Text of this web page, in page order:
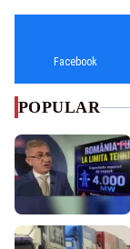
Facebook
POPULAR